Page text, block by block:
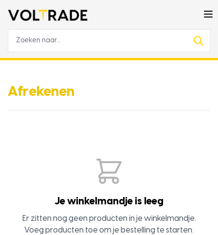
Afrekenen
Je winkelmandje is leeg
Er zitten nog geen producten in je winkelmandje.
Voeg producten toe om je bestelling te starten.